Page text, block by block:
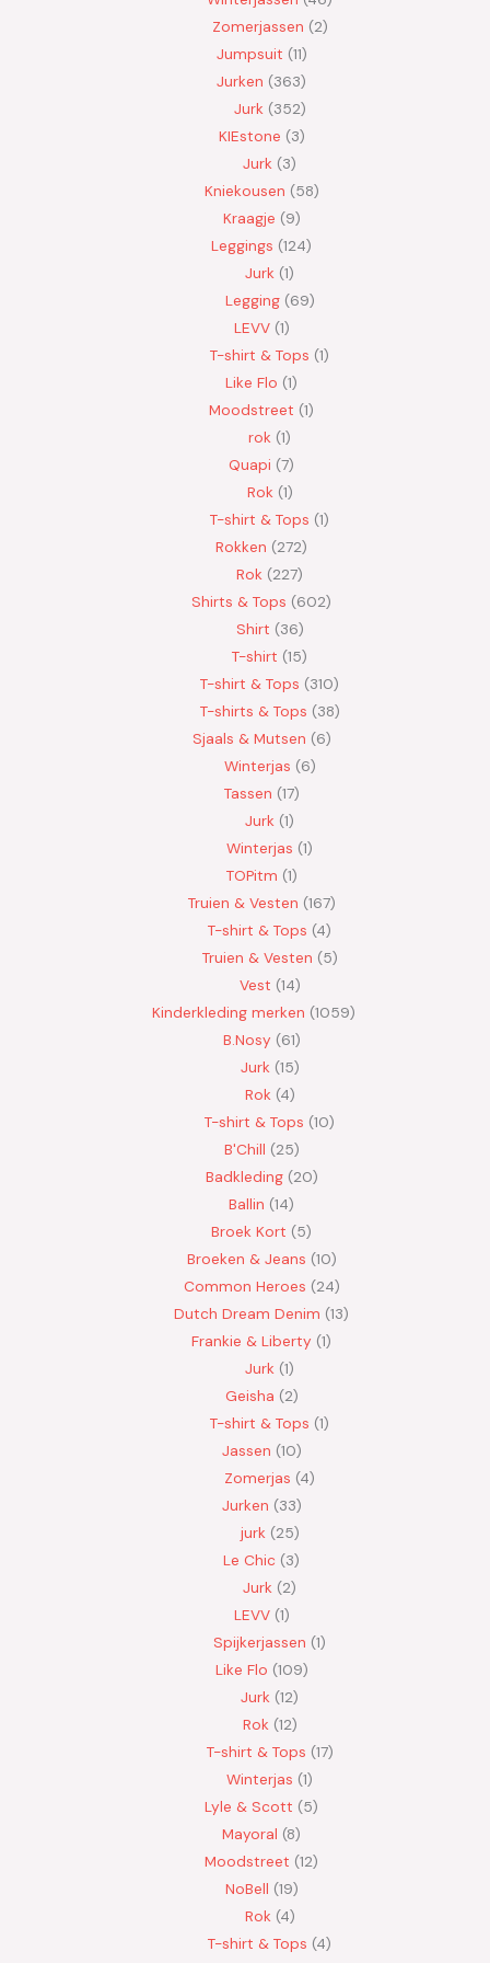
Zomerjassen 2
Jumpsuit 11
Jurken 363
Jurk 352
KIEstone 3
Jurk 3
Kniekousen 58
Kraagje 9
Leggings 124
Jurk 1
Legging 69
LEVV 1
T-shirt & Tops 1
Like Flo 1
Moodstreet 1
rok 1
Quapi 7
Rok 1
T-shirt & Tops 1
Rokken 272
Rok 227
Shirts & Tops 602
Shirt 36
T-shirt 15
T-shirt & Tops 310
T-shirts & Tops 38
Sjaals & Mutsen 6
Winterjas 6
Tassen 17
Jurk 1
Winterjas 1
TOPitm 1
Truien & Vesten 167
T-shirt & Tops 4
Truien & Vesten 5
Vest 14
Kinderkleding merken 1059
B.Nosy 61
Jurk 15
Rok 4
T-shirt & Tops 10
B'Chill 25
Badkleding 20
Ballin 14
Broek Kort 5
Broeken & Jeans 10
Common Heroes 24
Dutch Dream Denim 13
Frankie & Liberty 1
Jurk 1
Geisha 2
T-shirt & Tops 1
Jassen 10
Zomerjas 4
Jurken 33
jurk 25
Le Chic 3
Jurk 2
LEVV 1
Spijkerjassen 1
Like Flo 109
Jurk 12
Rok 12
T-shirt & Tops 17
Winterjas 1
Lyle & Scott 5
Mayoral 8
Moodstreet 12
NoBell 19
Rok 4
T-shirt & Tops 4